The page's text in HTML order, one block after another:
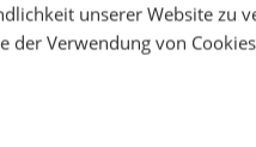
unserer Website zu
der Verwendung von